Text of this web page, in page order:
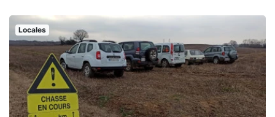
Locales